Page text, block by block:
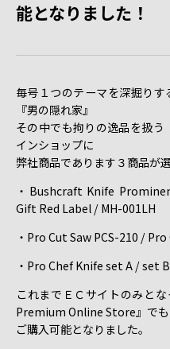
能となりました！
毎号１つのテーマを深掘り
『男の隠れ家』
その中でも拘りの逸品を扱
インショップに
弊社商品であります３商品が
・Bushcraft Knife
Gift Red Label / MH-001LH
・Pro Cut Saw PCS-210 /
・Pro Chef Knife set A / set
これまでＥＣサイトのみと
Premium Online Store』でも
ご購入可能となりました。